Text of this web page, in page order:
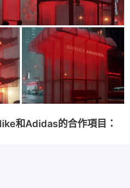
和Adidas的合作項目：